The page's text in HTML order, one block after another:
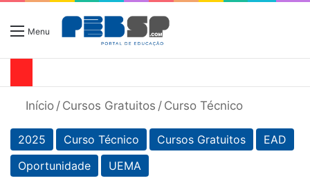
Menu
Início / Cursos Gratuitos / Curso Técnico
2025 Curso Técnico Cursos Gratuitos
EAD
Oportunidade
UEMA